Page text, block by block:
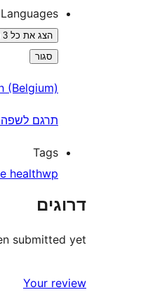
Languages
הצג את כל 3 השפות
סגור
(Belgium)
תרגם
Tags
healthwp
דרוגים
submitted yet.
Your review